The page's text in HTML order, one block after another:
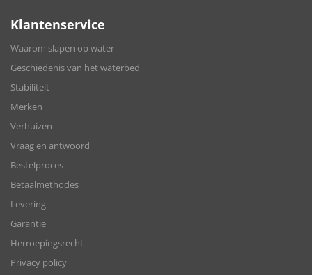
Klantenservice
Waarom slapen op water
Geschiedenis van het waterbed
Stabiliteit
Merken
Verhuizen
Vraag en antwoord
Bestelproces
Betaalmethodes
Levering
Garantie
Herroepingsrecht
Privacy policy